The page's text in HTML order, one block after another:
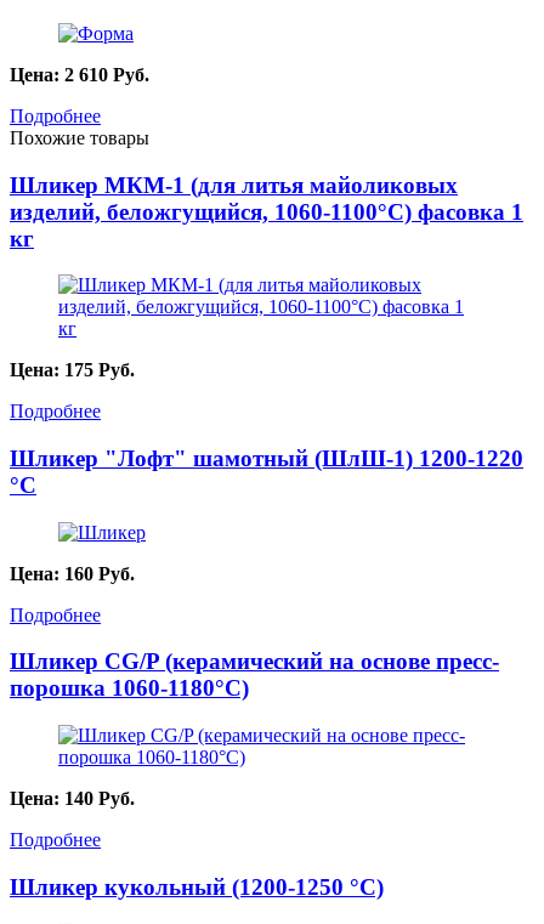
Цена: 2 610 Руб.
Подробнее
Похожие товары
Шликер МКМ-1 (для литья майоликовых
изделий, беложгущийся, 1060-1100°С) фасовка 1
кг
Цена: 175 Руб.
Подробнее
Шликер "Лофт" шамотный (ШлШ-1) 1200-1220
°С
Цена: 160 Руб.
Подробнее
Шликер CG/P (керамический на основе пресс-
порошка 1060-1180°С)
Цена: 140 Руб.
Подробнее
Шликер кукольный (1200-1250 °С)